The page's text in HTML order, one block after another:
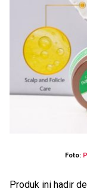
Foto:
Produk ini hadir